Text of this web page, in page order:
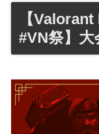
【
#VN祭】大